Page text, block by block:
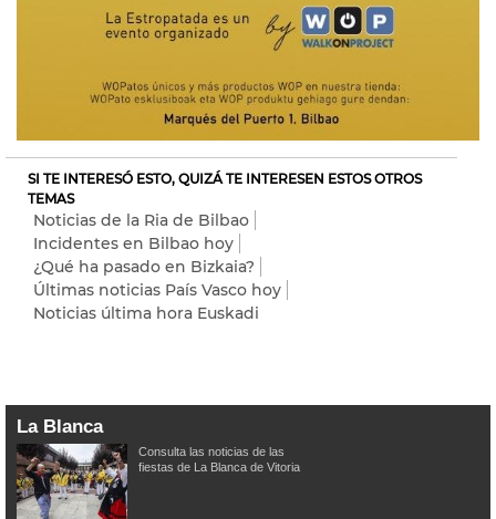
SI TE INTERESÓ ESTO, QUIZÁ TE INTERESEN ESTOS OTROS
TEMAS
Noticias de la Ria de Bilbao
Incidentes en Bilbao hoy
¿Qué ha pasado en Bizkaia?
Últimas noticias País Vasco hoy
Noticias última hora Euskadi
La Blanca
Consulta las noticias de las
fiestas de La Blanca de Vitoria